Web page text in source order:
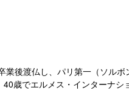
業後渡仏し、パリ第一（ソル
歳でエルメス・インターナシ